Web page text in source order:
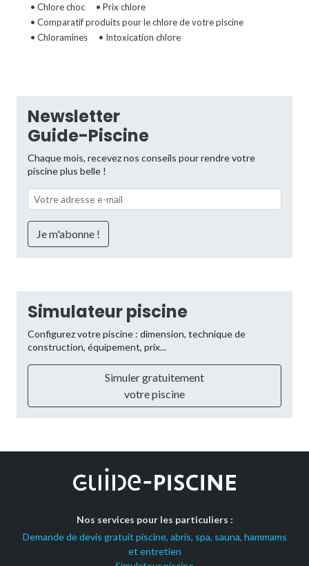
• Chlore choc
• Prix chlore
• Comparatif produits pour le chlore de votre piscine
• Chloramines
• Intoxication chlore
Newsletter
Guide-Piscine
Chaque mois, recevez nos conseils pour rendre votre
piscine plus belle !
Simulateur piscine
Configurez votre piscine : dimension, technique de
construction, équipement, prix...
Simuler gratuitement
votre piscine
Nos services pour les particuliers :
Demande de devis gratuit piscine, abris, spa, sauna, hammams
et entretien